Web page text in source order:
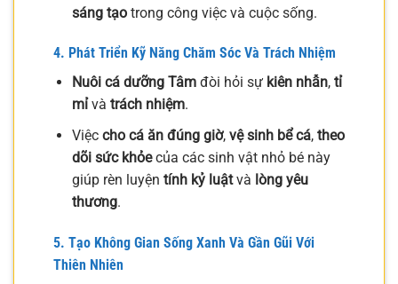
sáng tạotrong công việc và cuộc sống.
4. Phát Triển Kỹ Năng Chăm Sóc Và Trách Nhiệm
Nuôi cá dưỡng Tâmđòi hỏi sự kiên nhẫn, tỉ
mỉvà trách nhiệm.
Việc cho cá ăn đúng giờ, vệ sinh bể cá, theo
dõi sức khỏecủa các sinh vật nhỏ bé này
giúp rèn luyện tính kỷ luậtvà lòng yêu
thương.
5. Tạo Không Gian Sống Xanh Và Gần Gũi Với
Thiên Nhiên